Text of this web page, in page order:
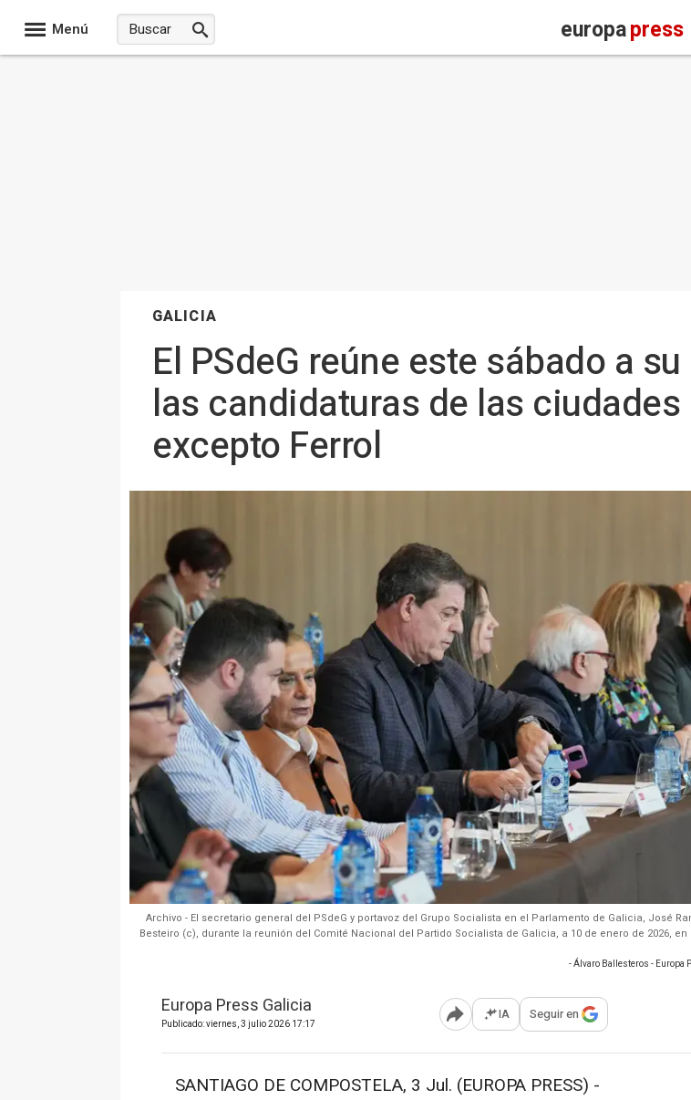
Menú europapress
GALICIA
El PSdeG reúne este sábado a
las candidaturas de las
excepto Ferrol
Archivo - El secretario general del PSdeG y portavoz del Grupo Socialista en el Parlamento de Galicia, José
Besteiro (c), durante la reunión del Comité Nacional del Partido Socialista de Galicia, a 10 de enero de 2026, en
- Álvaro Ballesteros - Europa
Europa Press Galicia
Publicado: viernes, 3 julio 2026 17:17 Abrir opciones para compartir
IA Seguir en
SANTIAGO DE COMPOSTELA, 3 Jul. (EUROPA PRESS) -